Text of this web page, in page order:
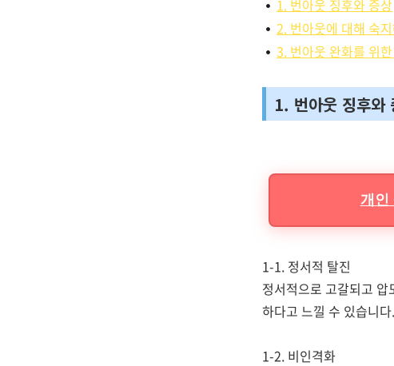
1. 번아웃 징후와 증상
2. 번아웃에 대해 숙
3. 번아웃 완화를 위
1. 번아웃 징후와
개인
1-1. 정서적 탈진
정서적으로 고갈되고
하다고 느낄 수 있습니
1-2. 비인격화